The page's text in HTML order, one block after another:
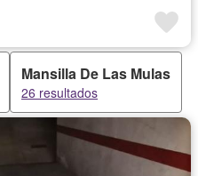
Mansilla De Las Mulas
26 resultados